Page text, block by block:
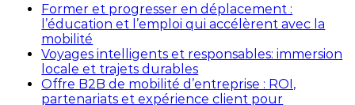
Former et progresser en déplacement :
l’éducation et l’emploi qui accélèrent avec la
mobilité
Voyages intelligents et responsables: immersion
locale et trajets durables
Offre B2B de mobilité d’entreprise : ROI,
partenariats et expérience client pour